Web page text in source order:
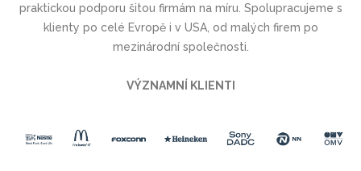
praktickou podporu šitou firmám na míru. Spolupracujeme s
klienty po celé Evropě i v USA, od malých firem po
mezinárodní společnosti.
VÝZNAMNÍ KLIENTI